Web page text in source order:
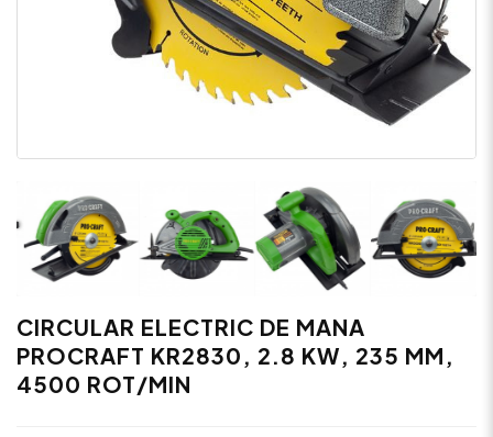
CIRCULAR ELECTRIC DE MANA
PROCRAFT KR2830, 2.8 KW, 235 MM,
4500 ROT/MIN